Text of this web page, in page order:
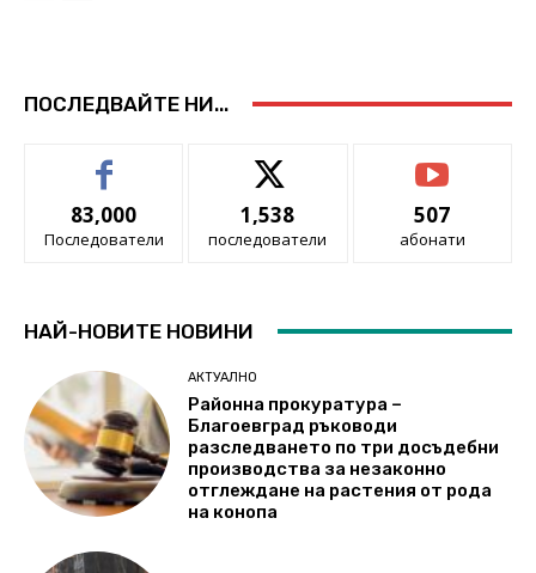
ПОСЛЕДВАЙТЕ НИ...
83,000
Последователи
1,538
последователи
507
абонати
НАЙ-НОВИТЕ НОВИНИ
АКТУАЛНО
Районна прокуратура –
Благоевград ръководи
разследването по три досъдебни
производства за незаконно
отглеждане на растения от рода
на конопа